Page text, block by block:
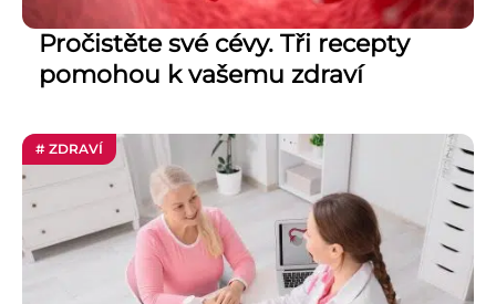
Pročistěte své cévy. Tři recepty
pomohou k vašemu zdraví
# ZDRAVÍ